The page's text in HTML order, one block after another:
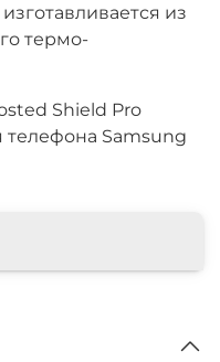
из
термо-
Shield Pro
телефона Samsung